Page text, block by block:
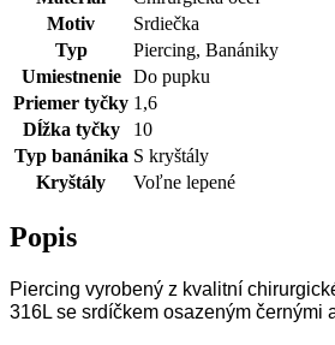
Motiv
Srdiečka
Typ
Piercing, Banániky
Umiestnenie
Do pupku
Priemer tyčky 1,6
Dĺžka tyčky
10
Typ banánika S kryštály
Kryštály
Voľne lepené
Popis
Piercing vyrobený z kvalitní
316L se srdíčkem osazeným černými